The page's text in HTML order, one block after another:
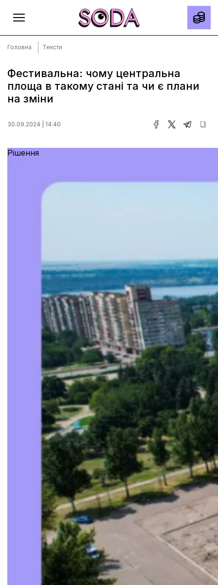
Головна
Тексти
Спецпроєкти
Місто
Редакційна політика
Головна Тексти
Фестивальна: чому центральна
площа в такому стані та чи є плани
на зміни
30.09.2024 | 14:40
Рішення